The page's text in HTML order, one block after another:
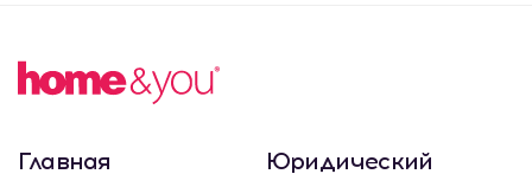
Главная Юридический